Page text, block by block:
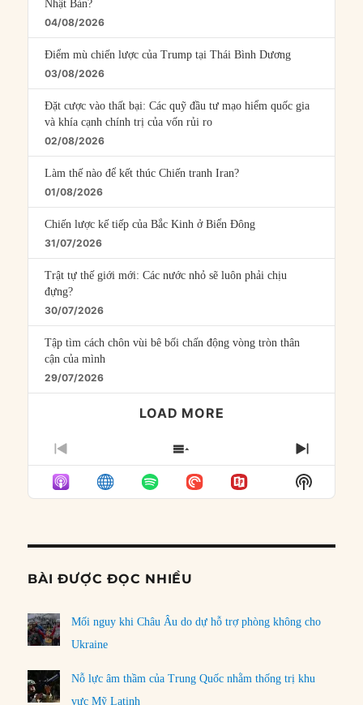
Nhật Bản?
04/08/2026
Điểm mù chiến lược của Trump tại Thái Bình Dương
03/08/2026
Đặt cược vào thất bại: Các quỹ đầu tư mạo hiểm quốc gia
và khía cạnh chính trị của vốn rủi ro
02/08/2026
Làm thế nào để kết thúc Chiến tranh Iran?
01/08/2026
Chiến lược kế tiếp của Bắc Kinh ở Biển Đông
31/07/2026
Trật tự thế giới mới: Các nước nhỏ sẽ luôn phải chịu
đựng?
30/07/2026
Tập tìm cách chôn vùi bê bối chấn động vòng tròn thân
cận của mình
29/07/2026
LOAD MORE
PREVIOUS
EPISODE
SHOW
EPISODES
LIST
NEXT
Show
Podcast
BÀI ĐƯỢC ĐỌC NHIỀU
Mối nguy khi Châu Âu do dự hỗ trợ phòng không cho
Ukraine
Nỗ lực âm thầm của Trung Quốc nhằm thống trị khu
vực Mỹ Latinh